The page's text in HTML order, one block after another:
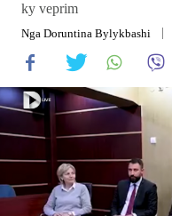
Pikëpamje
Art Jete
Kulturë
Showbiz
Ekonomi
ky veprim
Nga Doruntina Bylykbashi